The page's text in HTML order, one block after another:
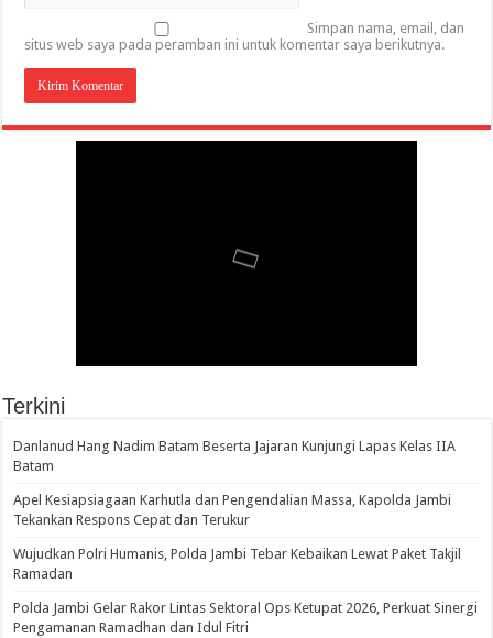
Simpan nama, email, dan
situs web saya pada peramban ini untuk komentar saya berikutnya.
Terkini
Danlanud Hang Nadim Batam Beserta Jajaran Kunjungi Lapas Kelas IIA
Batam
Apel Kesiapsiagaan Karhutla dan Pengendalian Massa, Kapolda Jambi
Tekankan Respons Cepat dan Terukur
Wujudkan Polri Humanis, Polda Jambi Tebar Kebaikan Lewat Paket Takjil
Ramadan
Polda Jambi Gelar Rakor Lintas Sektoral Ops Ketupat 2026, Perkuat Sinergi
Pengamanan Ramadhan dan Idul Fitri